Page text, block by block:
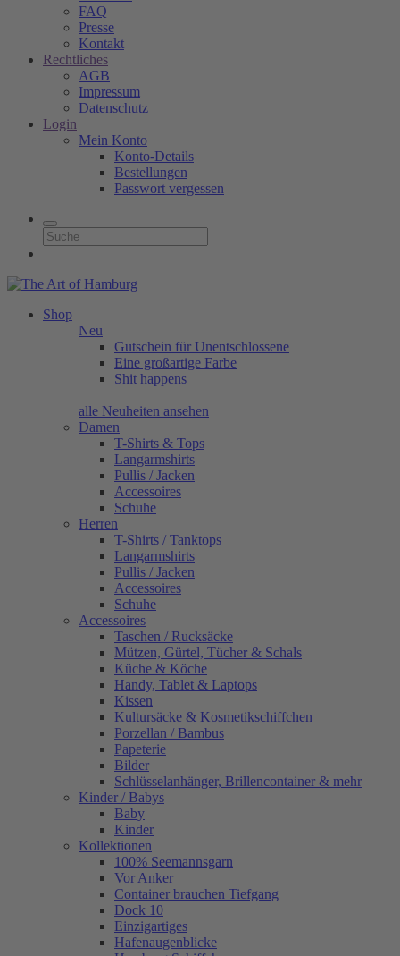
FAQ
Presse
Kontakt
Rechtliches
AGB
Impressum
Datenschutz
Login
Mein Konto
Konto-Details
Bestellungen
Passwort vergessen
Shop
Neu
Gutschein für Unentschlossene
Eine großartige Farbe
Shit happens
alle Neuheiten ansehen
Damen
T-Shirts & Tops
Langarmshirts
Pullis / Jacken
Accessoires
Schuhe
Herren
T-Shirts / Tanktops
Langarmshirts
Pullis / Jacken
Accessoires
Schuhe
Accessoires
Taschen / Rucksäcke
Mützen, Gürtel, Tücher & Schals
Küche & Köche
Handy, Tablet & Laptops
Kissen
Kultursäcke & Kosmetikschiffchen
Porzellan / Bambus
Papeterie
Bilder
Schlüsselanhänger, Brillencontainer & mehr
Kinder / Babys
Baby
Kinder
Kollektionen
100% Seemannsgarn
Vor Anker
Container brauchen Tiefgang
Dock 10
Einzigartiges
Hafenaugen­blicke